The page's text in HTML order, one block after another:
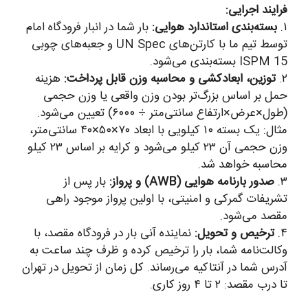
فرایند اجرایی:
۱. بسته‌بندی استاندارد هوایی: بار شما در انبار فرودگاه امام
توسط تیم ما با کارتن‌های UN Spec و جعبه‌های چوبی
ISPM 15 بسته‌بندی می‌شود.
۲. توزین، ابعادکشی و محاسبه وزن قابل پرداخت: هزینه
حمل بر اساس بزرگ‌تر بودن وزن واقعی یا وزن حجمی
(طول×عرض×ارتفاع سانتی‌متر ÷ ۶۰۰۰) تعیین می‌شود.
مثال: یک بسته ۱۰ کیلویی با ابعاد ۷۰×۵۰×۴۰ سانتی‌متر،
وزن حجمی آن ۲۳ کیلو می‌شود و کرایه بر اساس ۲۳ کیلو
محاسبه خواهد شد.
۳. صدور بارنامه هوایی (AWB) و پرواز:
بار پس از
تشریفات گمرکی و امنیتی، با اولین پرواز موجود راهی
مقصد می‌شود.
۴. ترخیص و تحویل: نماینده آنی بار در فرودگاه مقصد، با
وکالت‌نامه شما، بار را ترخیص کرده و ظرف چند ساعت به
آدرس شما در آنتاکیه می‌رساند. کل زمان از تحویل در تهران
تا درب مقصد: ۲ تا ۴ روز کاری.